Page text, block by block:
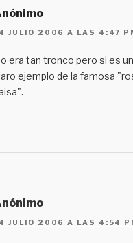
JULIO 2006 A LAS 4:47
era tan tronco pero si es un
ejemplo de la famosa
JULIO 2006 A LAS 4:54